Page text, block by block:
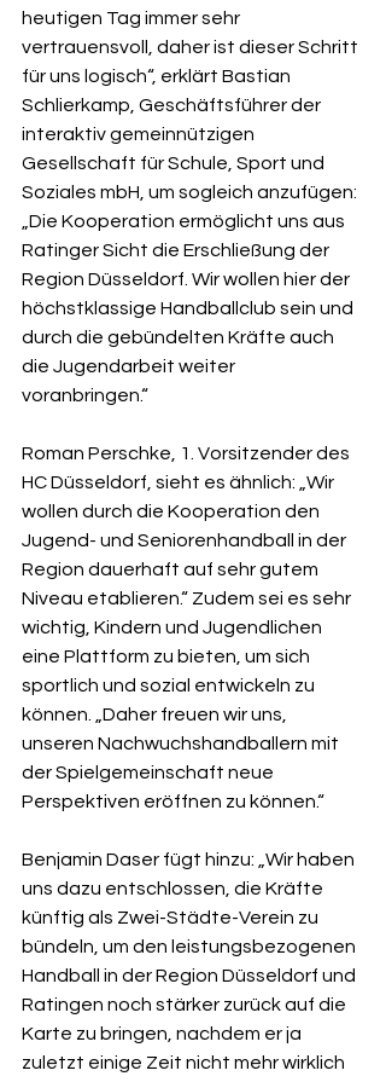
heutigen Tag immer sehr
vertrauensvoll, daher ist dieser Schritt
für uns logisch“, erklärt Bastian
Schlierkamp, Geschäftsführer der
interaktiv gemeinnützigen
Gesellschaft für Schule, Sport und
Soziales mbH, um sogleich anzufügen:
„Die Kooperation ermöglicht uns aus
Ratinger Sicht die Erschließung der
Region Düsseldorf. Wir wollen hier der
höchstklassige Handballclub sein und
durch die gebündelten Kräfte auch
die Jugendarbeit weiter
voranbringen.“
Roman Perschke, 1. Vorsitzender des
HC Düsseldorf, sieht es ähnlich: „Wir
wollen durch die Kooperation den
Jugend- und Seniorenhandball in der
Region dauerhaft auf sehr gutem
Niveau etablieren.“ Zudem sei es sehr
wichtig, Kindern und Jugendlichen
eine Plattform zu bieten, um sich
sportlich und sozial entwickeln zu
können. „Daher freuen wir uns,
unseren Nachwuchshandballern mit
der Spielgemeinschaft neue
Perspektiven eröffnen zu können.“
Benjamin Daser fügt hinzu: „Wir haben
uns dazu entschlossen, die Kräfte
künftig als Zwei-Städte-Verein zu
bündeln, um den leistungsbezogenen
Handball in der Region Düsseldorf und
Ratingen noch stärker zurück auf die
Karte zu bringen, nachdem er ja
zuletzt einige Zeit nicht mehr wirklich